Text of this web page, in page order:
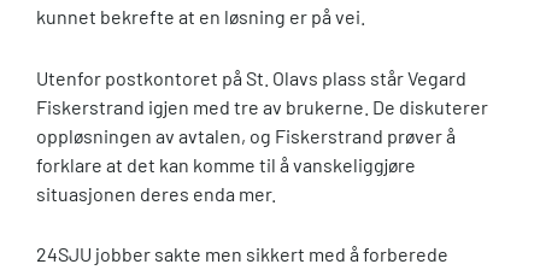
kunnet bekrefte at en løsning er på vei.
Utenfor postkontoret på St. Olavs plass står Vegard
Fiskerstrand igjen med tre av brukerne. De diskuterer
oppløsningen av avtalen, og Fiskerstrand prøver å
forklare at det kan komme til å vanskeliggjøre
situasjonen deres enda mer.
24SJU jobber sakte men sikkert med å forberede